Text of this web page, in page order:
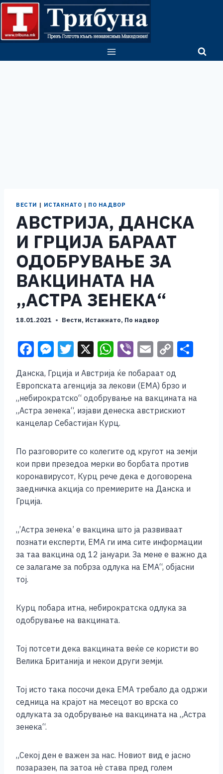
Skip
content
ВЕСТИ | ИСТАКНАТО | ПО НАДВОР
АВСТРИЈА, ДАНСКА
И ГРЦИЈА БАРААТ
ОДОБРУВАЊЕ ЗА
ВАКЦИНАТА НА
„АСТРА ЗЕНЕКА“
18.01.2021 Вести, Истакнато, По надвор
F
c
e
b
o
o
k
M
ss
e
n
g
er
T
wi
tt
er
X W
h
at
s
A
p
p
Vi
b
er
E
ai
l
C
p
y
Li
k
e
Данска, Грција и Австрија ќе побараат од
Европската агенција за лекови (ЕМА) брзо и
„небирократско“ одобрување на вакцината на
„Астра зенека“, изјави денеска австрискиот
канцелар Себастијан Курц.
По разговорите со колегите од кругот на земји
кои први презедоа мерки во борбата против
коронавирусот, Курц рече дека е договорена
заедничка акција со премиерите на Данска и
Грција.
„’Астра зенека’ е вакцина што ја развиваат
познати експерти, ЕМА ги има сите информации
за таа вакцина од 12 јануари. За мене е важно да
се залагаме за побрза одлука на ЕМА“, објасни
тој.
Курц побара итна, небирократска одлука за
одобрување на вакцината.
Тој потсети дека вакцината веќе се користи во
Велика Британија и некои други земји.
Тој исто така посочи дека ЕМА требало да одржи
седница на крајот на месецот во врска со
одлуката за одобрување на вакцината на „Астра
зенека“.
„Секој ден е важен за нас. Новиот вид е јасно
позаразен, па затоа нè става пред голем